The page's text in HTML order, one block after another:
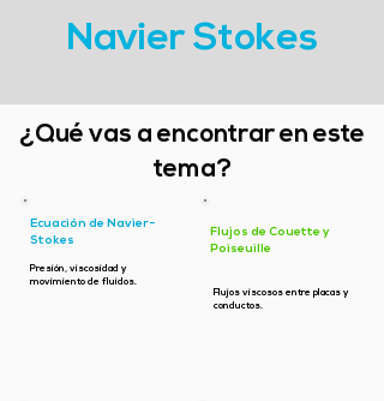
Navier Stokes
¿Qué vas a encontrar en este
tema?
Ecuación de Navier-
Stokes
Presión, viscosidad y
movimiento de fluidos.
Flujos de Couette y
Poiseuille
Flujos viscosos entre placas y
conductos.